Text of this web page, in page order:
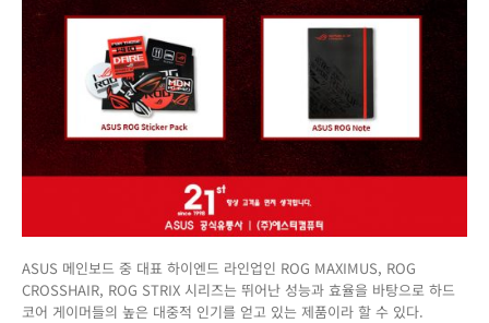
행!
ASUS 메인보드 중 대표 하이엔드 라인업인 ROG MAXIMUS, ROG
CROSSHAIR, ROG STRIX 시리즈는 뛰어난 성능과 효율을 바탕으로 하드
코어 게이머들의 높은 대중적 인기를 얻고 있는 제품이라 할 수 있다.